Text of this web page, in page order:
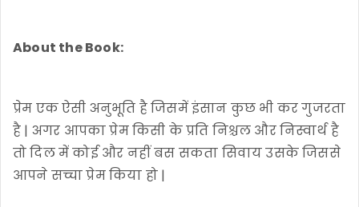
About the Book:
प्रेम एक ऐसी अनुभूति है जिसमें इंसान कुछ भी कर गुजरता
है | अगर आपका प्रेम किसी के प्रति निश्चल और निस्वार्थ है
तो दिल में कोई और नहीं बस सकता सिवाय उसके जिससे
आपने सच्चा प्रेम किया हो |